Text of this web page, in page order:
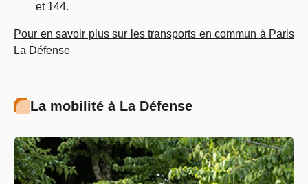
et 144.
Pour en savoir plus sur les transports en commun à Paris
La Défense
La mobilité à La Défense